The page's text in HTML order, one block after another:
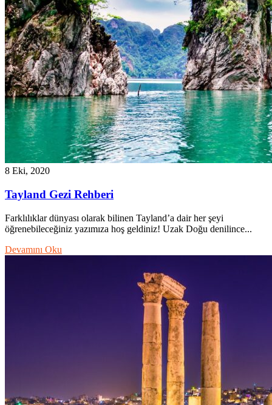
8 Eki, 2020
Tayland Gezi Rehberi
Farklılıklar dünyası olarak bilinen Tayland’a dair her şeyi
öğrenebileceğiniz yazımıza hoş geldiniz! Uzak Doğu denilince...
Devamını Oku